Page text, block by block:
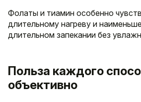
Фолаты и тиамин особенно
длительному нагреву и
длительном запекании без
Польза каждого
объективно